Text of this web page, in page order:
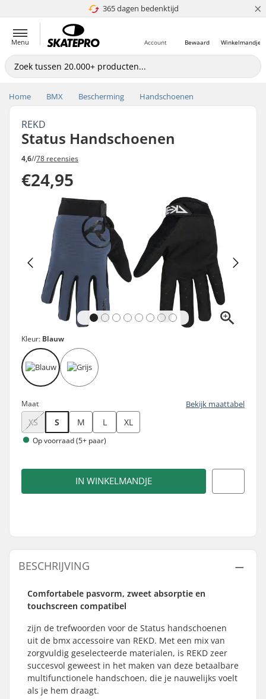
365 dagen bedenktijd
4.8 van 5 ×
Menu Winkelmandje
Bewaard
Account
Home BMX Bescherming Handschoenen
REKD
Status Handschoenen
4,6//78 recensies
€24,95
Kleur: Blauw
Maat Bekijk maattabel
XS S M L XL
Op voorraad (5+ paar)
IN WINKELMANDJE
BESCHRIJVING
Comfortabele pasvorm, zweet absorptie en
touchscreen compatibel
zijn de trefwoorden voor de Status handschoenen
uit de bmx accessoire van REKD. Met een mix van
zorgvuldig geselecteerde materialen, is REKD zeer
succesvol geweest in het maken van deze betaalbare
multifunctionele handschoen, die je nauwelijks voelt
als je hem draagt.